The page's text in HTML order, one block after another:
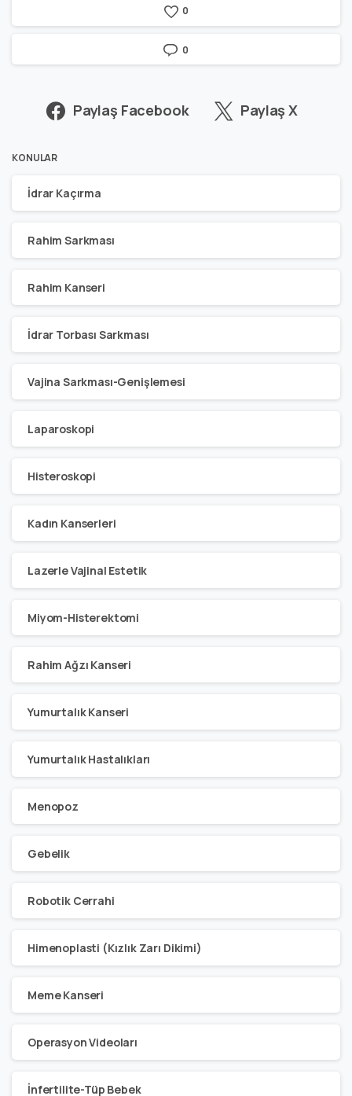
0
0
Paylaş Facebook Paylaş X
KONULAR
İdrar Kaçırma
Rahim Sarkması
Rahim Kanseri
İdrar Torbası Sarkması
Vajina Sarkması-Genişlemesi
Laparoskopi
Histeroskopi
Kadın Kanserleri
Lazerle Vajinal Estetik
Miyom-Histerektomi
Rahim Ağzı Kanseri
Yumurtalık Kanseri
Yumurtalık Hastalıkları
Menopoz
Gebelik
Robotik Cerrahi
Himenoplasti (Kızlık Zarı Dikimi)
Meme Kanseri
Operasyon Videoları
İnfertilite-Tüp Bebek